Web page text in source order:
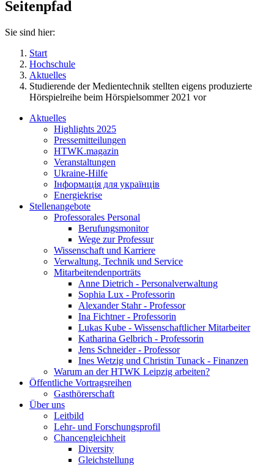
Seitenpfad
Sie sind hier:
Start
Hochschule
Aktuelles
Studierende der Medientechnik stellten eigens produzierte
Hörspielreihe beim Hörspielsommer 2021 vor
Aktuelles
Highlights 2025
Pressemitteilungen
HTWK.magazin
Veranstaltungen
Ukraine-Hilfe
Інформація для українців
Energiekrise
Stellenangebote
Professorales Personal
Berufungsmonitor
Wege zur Professur
Wissenschaft und Karriere
Verwaltung, Technik und Service
Mitarbeitendenporträts
Anne Dietrich - Personalverwaltung
Sophia Lux - Professorin
Alexander Stahr - Professor
Ina Fichtner - Professorin
Lukas Kube - Wissenschaftlicher Mitarbeiter
Katharina Gelbrich - Professorin
Jens Schneider - Professor
Ines Wetzig und Christin Tunack - Finanzen
Warum an der HTWK Leipzig arbeiten?
Öffentliche Vortragsreihen
Gasthörerschaft
Über uns
Leitbild
Lehr- und Forschungsprofil
Chancengleichheit
Diversity
Gleichstellung